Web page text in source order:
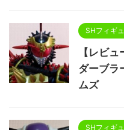
SHフィギ
【レビ
ダーブ
ムズ
SHフィギ